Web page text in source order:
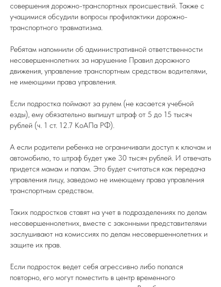
совершения дорожно-транспортных происшествий. Также с
учащимися обсудили вопросы профилактики дорожно-
транспортного травматизма.
Ребятам напомнили об административной ответственности
несовершеннолетних за нарушение Правил дорожного
движения, управление транспортным средством водителями,
не имеющими права управления.
Если подростка поймают за рулем (не касается учебной
езды), ему обязательно выпишут штраф от 5 до 15 тысяч
рублей (ч. 1 ст. 12.7 КоАПа РФ).
А если родители ребенка не ограничивали доступ к ключам и
автомобилю, то штраф будет уже 30 тысяч рублей. И отвечать
придется мамам и папам. Это будет считаться как передача
управления лицу, заведомо не имеющему права управления
транспортным средством.
Таких подростков ставят на учет в подразделениях по делам
несовершеннолетних, вместе с законными представителями
заслушивают на комиссиях по делам несовершеннолетних и
защите их прав.
Если подросток ведет себя агрессивно либо попался
повторно, его могут поместить в центр временного